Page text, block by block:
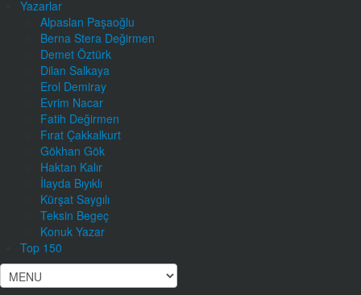
Yazarlar
Alpaslan Paşaoğlu
Berna Stera Değirmen
Demet Öztürk
Dilan Salkaya
Erol Demiray
Evrim Nacar
Fatih Değirmen
Fırat Çakkalkurt
Gökhan Gök
Haktan Kalır
İlayda Bıyıklı
Kürşat Saygılı
Teksin Begeç
Konuk Yazar
Top 150